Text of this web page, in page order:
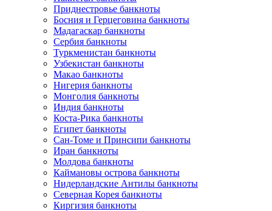
Приднестровье банкноты
Босния и Герцеговина банкноты
Мадагаскар банкноты
Сербия банкноты
Туркменистан банкноты
Узбекистан банкноты
Макао банкноты
Нигерия банкноты
Монголия банкноты
Индия банкноты
Коста-Рика банкноты
Египет банкноты
Сан-Томе и Принсипи банкноты
Иран банкноты
Молдова банкноты
Каймановы острова банкноты
Нидерландские Антилы банкноты
Северная Корея банкноты
Киргизия банкноты